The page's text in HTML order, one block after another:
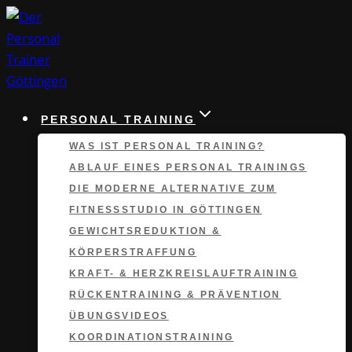
Zum
Inhalt
springen
PERSONAL TRAINING
WAS IST PERSONAL TRAINING?
ABLAUF EINES PERSONAL TRAININGS
DIE MODERNE ALTERNATIVE ZUM
FITNESSSTUDIO IN GÖTTINGEN
GEWICHTSREDUKTION &
KÖRPERSTRAFFUNG
KRAFT- & HERZKREISLAUFTRAINING
RÜCKENTRAINING & PRÄVENTION
ÜBUNGSVIDEOS
KOORDINATIONS­TRAINING